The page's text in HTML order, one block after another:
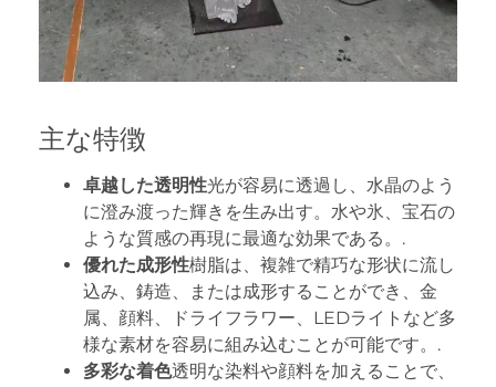
主な特徴
卓越した透明性光が容易に透過し、水晶のよう
に澄み渡った輝きを生み出す。水や氷、宝石の
ような質感の再現に最適な効果である。.
優れた成形性樹脂は、複雑で精巧な形状に流し
込み、鋳造、または成形することができ、金
属、顔料、ドライフラワー、LEDライトなど多
様な素材を容易に組み込むことが可能です。.
多彩な着色透明な染料や顔料を加えることで、